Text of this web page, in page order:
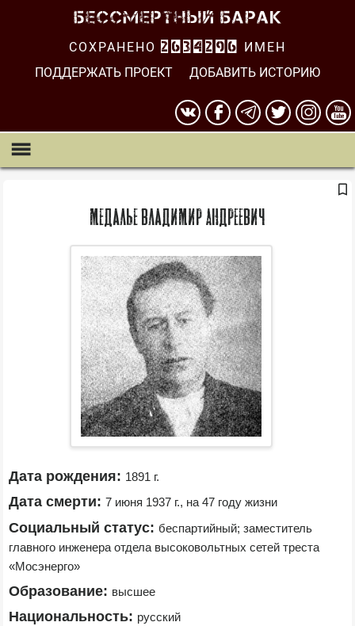
СОХРАНЕНО 2634296
ИМЕН
ПОДДЕРЖАТЬ ПРОЕКТ
ДОБАВИТЬ ИСТОРИЮ
Медалье Владимир Андреевич
Дата рождения: 1891 г.
Дата смерти: 7 июня 1937 г., на 47 году жизни
Социальный статус: беспартийный; заместитель
главного инженера отдела высоковольтных сетей треста
«Мосэнерго»
Образование: высшее
Национальность: русский